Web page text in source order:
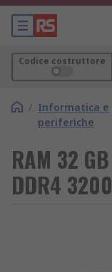
Codice costruttore
/ Informatica e
periferiche
RAM 32
DDR4